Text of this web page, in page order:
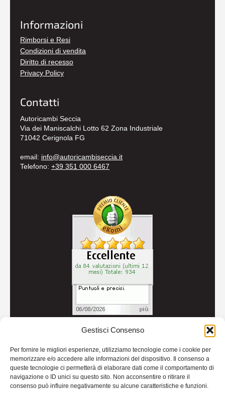
Gestisci Consenso
Per fornire le migliori esperienze, utilizziamo tecnologie come i cookie per
memorizzare e/o accedere alle informazioni del dispositivo. Il consenso a
queste tecnologie ci permetterà di elaborare dati come il comportamento di
navigazione o ID unici su questo sito. Non acconsentire o ritirare il
consenso può influire negativamente su alcune caratteristiche e funzioni.
Informazioni
Rimborsi e Resi
Condizioni di vendita
Diritto di recesso
Privacy Policy
Contatti
Autoricambi Seccia
Via dei Maniscalchi Lotto 62 Zona Industriale
71042 Cerignola FG
email: info@autoricambiseccia.it
Telefono: +39 351 000 6467
Credits